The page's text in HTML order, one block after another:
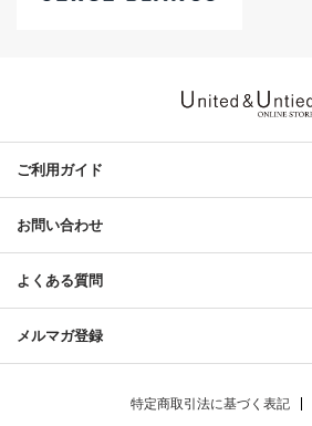
ご利用ガイド
お問い合わせ
よくある質問
メルマガ登録
特定商取引法に基づく表記